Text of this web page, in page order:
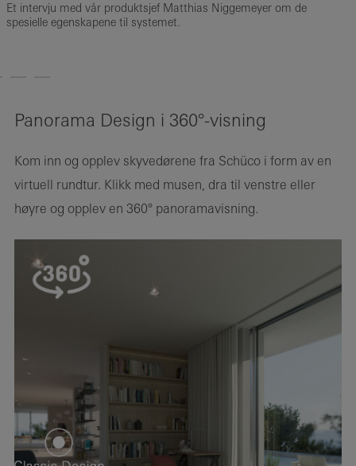
Et intervju med vår produktsjef Matthias Niggemeyer om de
spesielle egenskapene til systemet.
Panorama Design i 360°-visning
Kom inn og opplev skyvedørene fra Schüco i form av en
virtuell rundtur. Klikk med musen, dra til venstre eller
høyre og opplev en 360° panoramavisning.